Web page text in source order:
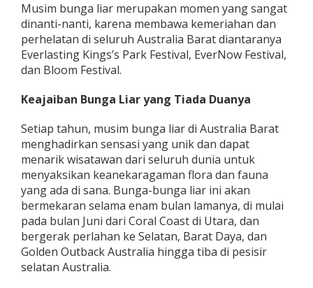
g
a
L
i
a
i
u
s
t
r
a
l
i
a
B
a
r
Musim bunga liar merupakan momen yang sangat
dinanti-nanti, karena membawa kemeriahan dan
perhelatan di seluruh Australia Barat diantaranya
Everlasting Kings’s Park Festival, EverNow Festival,
dan Bloom Festival.
Keajaiban Bunga Liar yang Tiada Duanya
Setiap tahun, musim bunga liar di Australia Barat
menghadirkan sensasi yang unik dan dapat
menarik wisatawan dari seluruh dunia untuk
menyaksikan keanekaragaman flora dan fauna
yang ada di sana. Bunga-bunga liar ini akan
bermekaran selama enam bulan lamanya, di mulai
pada bulan Juni dari Coral Coast di Utara, dan
bergerak perlahan ke Selatan, Barat Daya, dan
Golden Outback Australia hingga tiba di pesisir
selatan Australia.